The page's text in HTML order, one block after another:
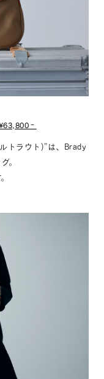
トラウト)”は、Brady
。